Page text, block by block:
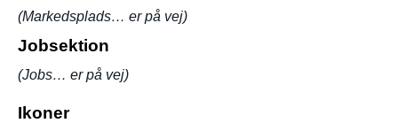
(Markedsplads… er på vej)
Jobsektion
(Jobs… er på vej)
Ikoner